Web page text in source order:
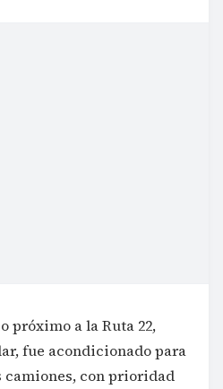
próximo a la Ruta 22,
fue acondicionado para
camiones, con prioridad